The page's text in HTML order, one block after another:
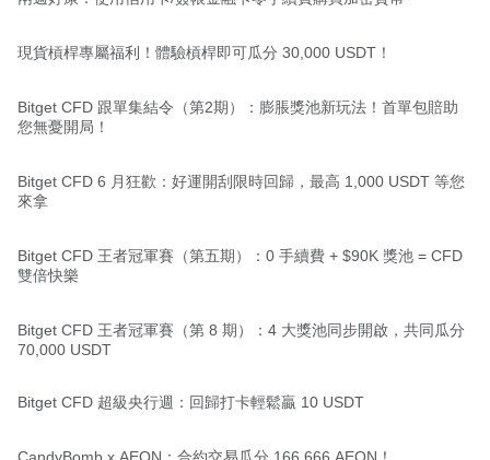
現貨槓桿專屬福利！體驗槓桿即可瓜分 30,000 USDT！
Bitget CFD 跟單集結令（第2期）：膨脹獎池新玩法！首單包賠助
您無憂開局！
Bitget CFD 6 月狂歡：好運開刮限時回歸，最高 1,000 USDT 等您
來拿
Bitget CFD 王者冠軍賽（第五期）：0 手續費 + $90K 獎池 = CFD
雙倍快樂
Bitget CFD 王者冠軍賽（第 8 期）：4 大獎池同步開啟，共同瓜分
70,000 USDT
Bitget CFD 超級央行週：回歸打卡輕鬆贏 10 USDT